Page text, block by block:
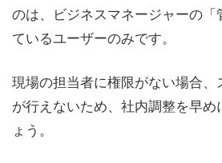
のは、ビジネスマネージャーの「
ているユーザーのみです。
現場の担当者に権限がない場合
が行えないため、社内調整を早め
ょう。